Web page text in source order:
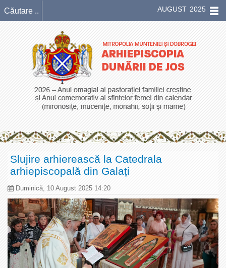
AUGUST 2025
Slujire arhierească la Catedrala
arhiepiscopală din Galați
Duminică, 10 August 2025 14:20